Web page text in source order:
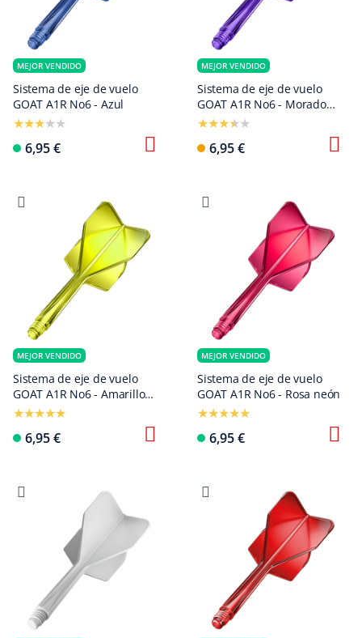
MEJOR VENDIDO
Sistema de eje de vuelo
GOAT A1R No6 - Azul
6,95 €
MEJOR VENDIDO
Sistema de eje de vuelo
GOAT A1R No6 - Morado
neón
6,95 €
MEJOR VENDIDO
Sistema de eje de vuelo
GOAT A1R No6 - Amarillo
neón
6,95 €
MEJOR VENDIDO
Sistema de eje de vuelo
GOAT A1R No6 - Rosa neón
6,95 €